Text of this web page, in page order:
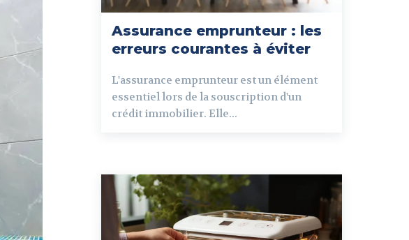
Assurance emprunteur : les
erreurs courantes à éviter
L'assurance emprunteur est un élément
essentiel lors de la souscription d'un
crédit immobilier. Elle...